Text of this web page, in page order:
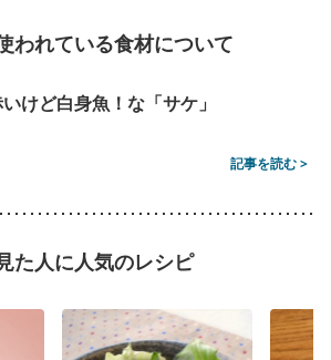
われている食材について
けど白身魚！な「サケ」
記事を読む >
た人に人気のレシピ